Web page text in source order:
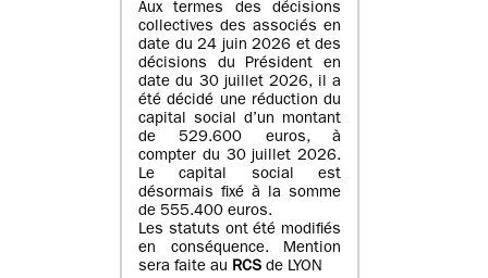
Aux termes des décisions
collectives des associés en
date du 24 juin 2026 et des
décisions du Président en
date du 30 juillet 2026, il a
été décidé une réduction du
capital social d’un montant
de 529.600 euros, à
compter du 30 juillet 2026.
Le capital social est
désormais fixé à la somme
de 555.400 euros.
Les statuts ont été modifiés
en conséquence. Mention
sera faite au RCS de LYON